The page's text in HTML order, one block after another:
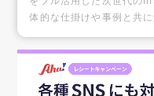
体的な仕掛けや事例と共に